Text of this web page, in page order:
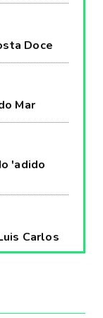
Doce
Mar
'adido
Carlos
- parte